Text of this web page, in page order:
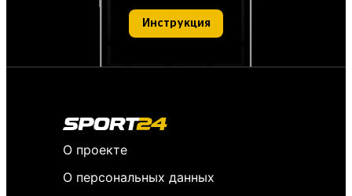
Инструкция
О проекте
О персональных данных